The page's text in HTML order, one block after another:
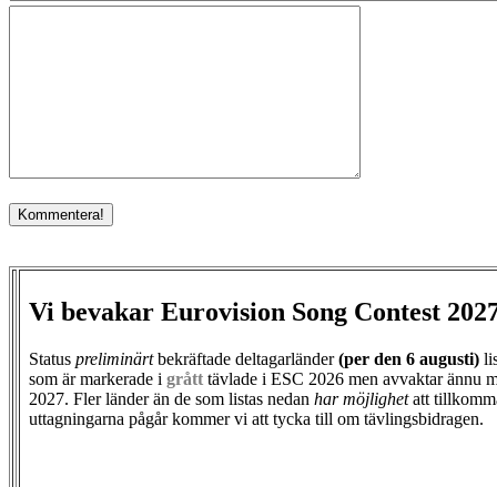
Vi bevakar Eurovision Song Contest
Status preliminärtbekräftade deltagarländer(per den 6 augusti)
som är markerade i grått tävlade i ESC 2026 men avvaktar ännu
2027. Fler länder än de som listas nedan har möjlighetatt
uttagningarna pågår kommer vi att tycka till om tävlingsbidragen.